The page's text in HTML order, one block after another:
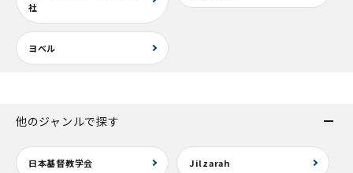
社
ヨベル
他のジャンルで探す
日本基督教学会 Jilzarah